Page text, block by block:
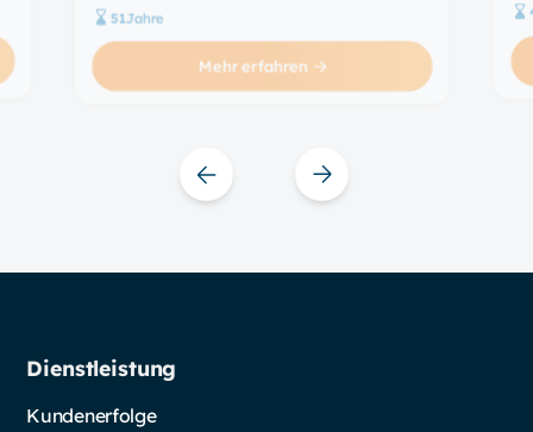
51Jahre
Mehr erfahren
–
Dienstleistung
Kundenerfolge